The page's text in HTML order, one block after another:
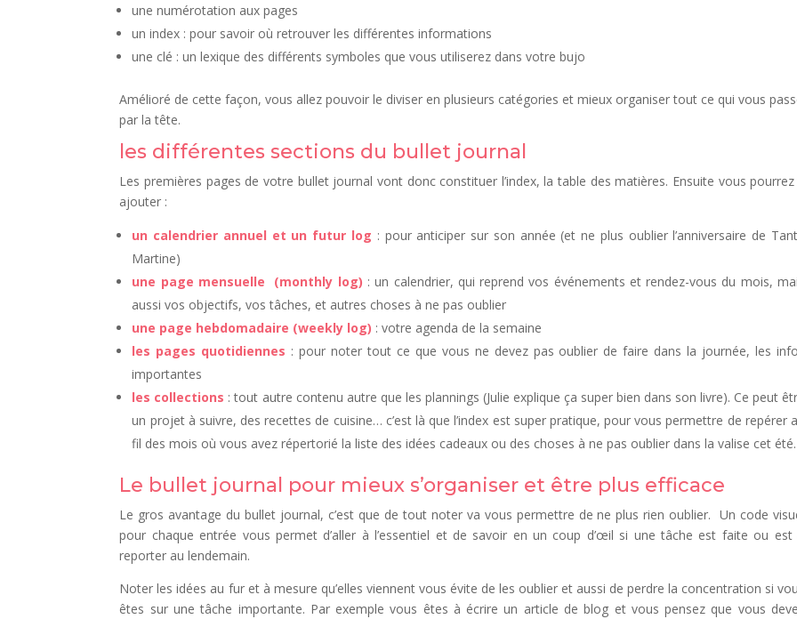
une numérotation aux pages
un index : pour savoir où retrouver les différentes informations
une clé : un lexique des différents symboles que vous utiliserez dans votre bujo
Amélioré de cette façon, vous allez pouvoir le diviser en plusieurs catégories et mieux organiser tout ce qui vous
par la tête.
les différentes sections du bullet journal
Les premières pages de votre bullet journal vont donc constituer l’index, la table des matières. Ensuite vous
ajouter :
un calendrier annuel et un futur log : pour anticiper sur son année (et ne plus oublier l’anniversaire de
Martine)
une page mensuelle (monthly log) : un calendrier, qui reprend vos événements et rendez-vous du mois,
aussi vos objectifs, vos tâches, et autres choses à ne pas oublier
une page hebdomadaire (weekly log) : votre agenda de la semaine
les pages quotidiennes : pour noter tout ce que vous ne devez pas oublier de faire dans la journée, les
importantes
les collections : tout autre contenu autre que les plannings (Julie explique ça super bien dans son livre). Ce peut
un projet à suivre, des recettes de cuisine… c’est là que l’index est super pratique, pour vous permettre de repérer
fil des mois où vous avez répertorié la liste des idées cadeaux ou des choses à ne pas oublier dans la valise cet été.
Le bullet journal pour mieux s’organiser et être plus efficace
Le gros avantage du bullet journal, c’est que de tout noter va vous permettre de ne plus rien oublier. Un code
pour chaque entrée vous permet d’aller à l’essentiel et de savoir en un coup d’œil si une tâche est faite ou est
reporter au lendemain.
Noter les idées au fur et à mesure qu’elles viennent vous évite de les oublier et aussi de perdre la concentration si
êtes sur une tâche importante. Par exemple vous êtes à écrire un article de blog et vous pensez que vous